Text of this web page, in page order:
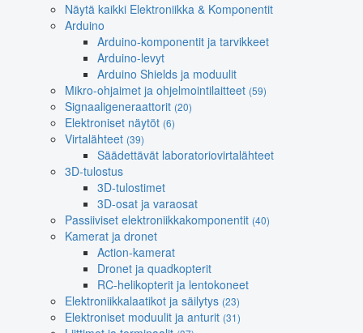
Näytä kaikki Elektroniikka & Komponentit
Arduino
Arduino-komponentit ja tarvikkeet
Arduino-levyt
Arduino Shields ja moduulit
Mikro-ohjaimet ja ohjelmointilaitteet (59)
Signaaligeneraattorit (20)
Elektroniset näytöt (6)
Virtalähteet (39)
Säädettävät laboratoriovirtalähteet
3D-tulostus
3D-tulostimet
3D-osat ja varaosat
Passiiviset elektroniikkakomponentit (40)
Kamerat ja dronet
Action-kamerat
Dronet ja quadkopterit
RC-helikopterit ja lentokoneet
Elektroniikkalaatikot ja säilytys (23)
Elektroniset moduulit ja anturit (31)